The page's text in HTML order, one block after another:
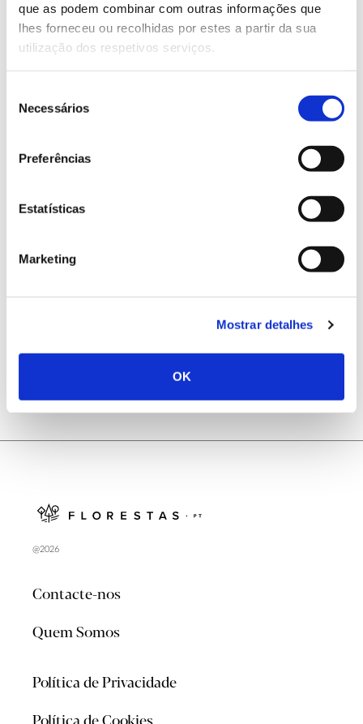
que as podem combinar com outras informações que
lhes forneceu ou recolhidas por estes a partir da sua
utilização dos respetivos serviços.
Necessários
Preferências
Estatísticas
Marketing
Mostrar detalhes
OK
Genoma do priolo e de outras espécies em risco:
conhecer para conservar
Registar galhas de Trichi em acácia-das-espigas:
25.06.2026
@2026
Contacte-nos
Quem Somos
Política de Privacidade